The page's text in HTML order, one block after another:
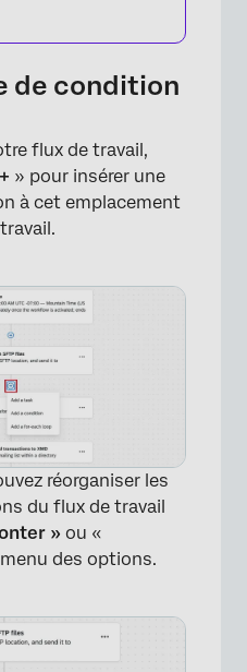
de condition
flux de travail,
+ » pour insérer une
à cet emplacement
réorganiser les
du flux de travail
» ou «
des options.